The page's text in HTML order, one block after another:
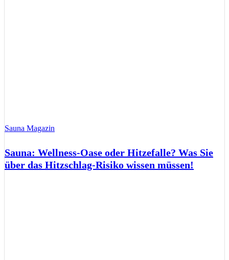
Sauna Magazin
Sauna: Wellness-Oase oder Hitzefalle? Was Sie
über das Hitzschlag-Risiko wissen müssen!